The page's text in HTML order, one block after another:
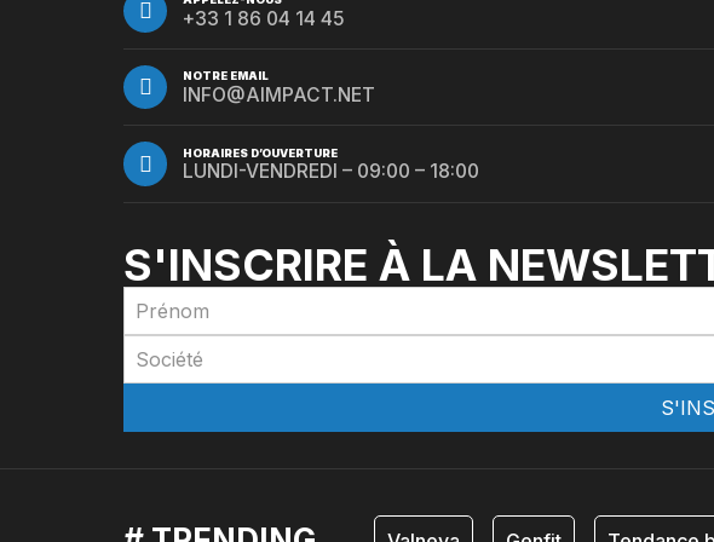
+33 1 86 04 14 45
NOTRE EMAIL
INFO@AIMPACT.NET
HORAIRES D’OUVERTURE
LUNDI-VENDREDI – 09:00 – 18:00
S'INSCRIRE À LA